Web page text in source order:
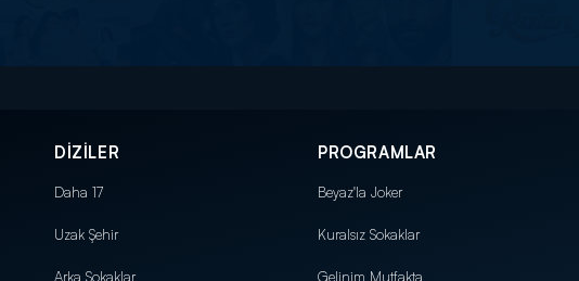
DİZİLER
Daha 17
Uzak Şehir
Arka Sokaklar
PROGRAMLAR
Beyaz'la Joker
Kuralsız Sokaklar
Gelinim Mutfakta